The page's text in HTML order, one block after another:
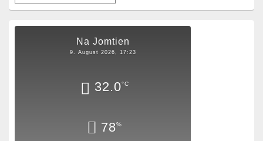
Na Jomtien
9. August 2026, 17:23
32.0°C
78%